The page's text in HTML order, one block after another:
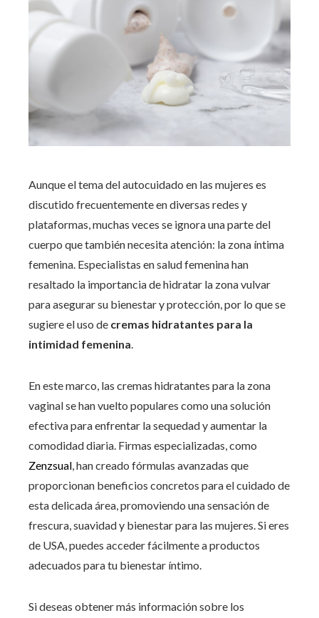
Aunque el tema del autocuidado en las mujeres es
discutido frecuentemente en diversas redes y
plataformas, muchas veces se ignora una parte del
cuerpo que también necesita atención: la zona íntima
femenina. Especialistas en salud femenina han
resaltado la importancia de hidratar la zona vulvar
para asegurar su bienestar y protección, por lo que se
sugiere el uso de cremas hidratantes para la
intimidad femenina
En este marco, las cremas hidratantes para la zona
vaginal se han vuelto populares como una solución
efectiva para enfrentar la sequedad y aumentar la
comodidad diaria. Firmas especializadas, como
Zenzsual , han creado fórmulas avanzadas que
proporcionan beneficios concretos para el cuidado de
esta delicada área, promoviendo una sensación de
frescura, suavidad y bienestar para las mujeres. Si eres
de USA, puedes acceder fácilmente a productos
adecuados para tu bienestar íntimo.
Si deseas obtener más información sobre los